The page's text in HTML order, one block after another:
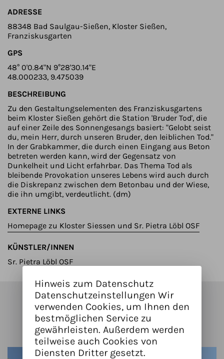
ADRESSE
88348 Bad Saulgau-Sießen, Kloster Sießen,
Franziskusgarten
GPS
48° 0'0.84"N 9°28'30.14"E
48.000233, 9.475039
BESCHREIBUNG
Zu den Gestaltungselementen des Franziskusgartens
beim Kloster Sießen gehört die Station 'Bruder Tod', die
auf einer Zeile des Sonnengesangs basiert: "Gelobt seist
du, mein Herr, durch unseren Bruder, den leiblichen Tod."
In der Grabkammer, die durch einen Eingang aus Beton
betreten werden kann, wird der Gegensatz von
Dunkelheit und Licht erfahrbar. Das Thema Tod als
bleibende Provokation unseres Lebens wird auch durch
die Diskrepanz zwischen dem Betonbau und der Wiese,
die ihn umgibt, verdeutlicht. (dm)
EXTERNE LINKS
Homepage zu Kloster Siessen und Sr. Pietra Löbl OSF
KÜNSTLER/INNEN
Sr. Pietra Löbl OSF
Kunstwerke in der Nähe
Hinweis zum Datenschutz
Datenschutzeinstellungen Wir
verwenden Cookies, um Ihnen den
bestmöglichen Service zu
gewährleisten. Außerdem werden
teilweise auch Cookies von
Diensten Dritter gesetzt.